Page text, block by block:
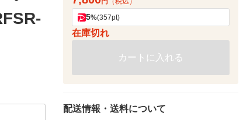
5%(357pt)
在庫切れ
カートに入れる
配送情報・送料について